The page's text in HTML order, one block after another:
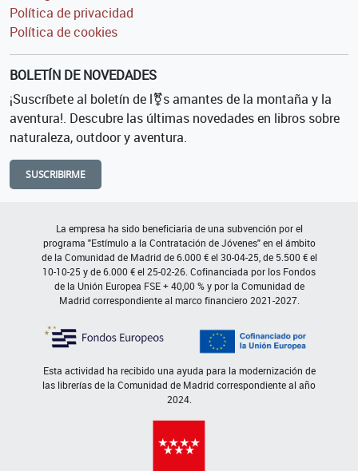
Política de privacidad
Política de cookies
BOLETÍN DE NOVEDADES
¡Suscríbete al boletín de l⚧s amantes de la montaña y la
aventura!. Descubre las últimas novedades en libros sobre
naturaleza, outdoor y aventura.
SUSCRIBIRME
La empresa ha sido beneficiaria de una subvención por el
programa "Estímulo a la Contratación de Jóvenes" en el ámbito
de la Comunidad de Madrid de 6.000 € el 30-04-25, de 5.500 € el
10-10-25 y de 6.000 € el 25-02-26. Cofinanciada por los Fondos
de la Unión Europea FSE + 40,00 % y por la Comunidad de
Madrid correspondiente al marco financiero 2021-2027.
Esta actividad ha recibido una ayuda para la modernización de
las librerías de la Comunidad de Madrid correspondiente al año
2024.